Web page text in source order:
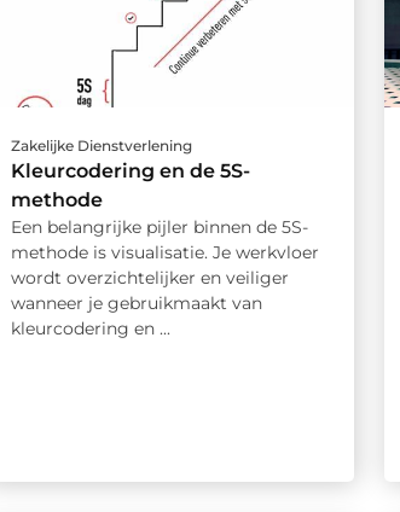
Zakelijke Dienstverlening
Kleurcodering en de 5S-
methode
Een belangrijke pijler binnen de 5S-
methode is visualisatie. Je werkvloer
wordt overzichtelijker en veiliger
wanneer je gebruikmaakt van
kleurcodering en ...